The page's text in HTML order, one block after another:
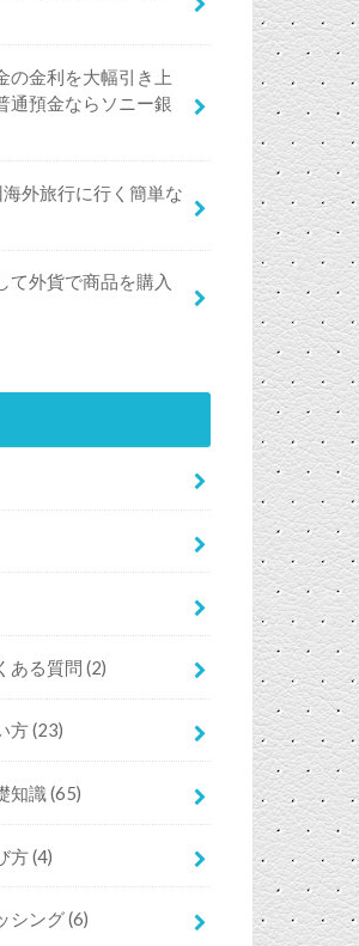
の金利を大幅引き上
通預金ならソニー銀
外旅行に行く簡単な
て外貨で商品を購入
ある質問(2)
方(23)
知識(65)
方(4)
シング(6)